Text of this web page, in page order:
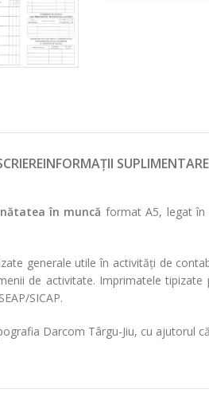
INFORMAȚII SUPLIMENTARE
în muncă format A5, legat
generale utile în activități de
de activitate. Imprimatele
SICAP.
Darcom Târgu-Jiu, cu ajutorul